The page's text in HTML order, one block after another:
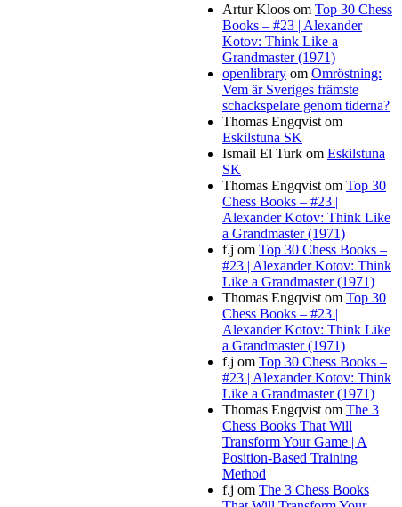
Artur Kloos om Top 30 Chess
Books – #23 | Alexander
Kotov: Think Like a
Grandmaster (1971)
openlibrary om Omröstning:
Vem är Sveriges främste
schackspelare genom tiderna?
Thomas Engqvist om
Eskilstuna SK
Ismail El Turk om Eskilstuna
SK
Thomas Engqvist om Top 30
Chess Books – #23 |
Alexander Kotov: Think Like
a Grandmaster (1971)
f.j om Top 30 Chess Books –
#23 | Alexander Kotov: Think
Like a Grandmaster (1971)
Thomas Engqvist om Top 30
Chess Books – #23 |
Alexander Kotov: Think Like
a Grandmaster (1971)
f.j om Top 30 Chess Books –
#23 | Alexander Kotov: Think
Like a Grandmaster (1971)
Thomas Engqvist om The 3
Chess Books That Will
Transform Your Game | A
Position-Based Training
Method
f.j om The 3 Chess Books